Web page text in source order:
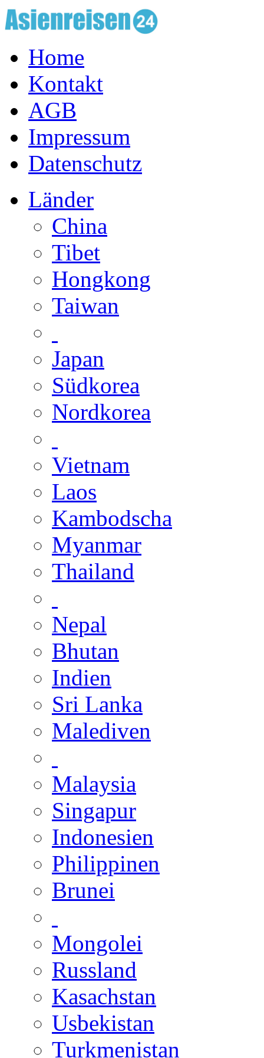
Home
Kontakt
AGB
Impressum
Datenschutz
Länder
China
Tibet
Hongkong
Taiwan
Japan
Südkorea
Nordkorea
Vietnam
Laos
Kambodscha
Myanmar
Thailand
Nepal
Bhutan
Indien
Sri Lanka
Malediven
Malaysia
Singapur
Indonesien
Philippinen
Brunei
Mongolei
Russland
Kasachstan
Usbekistan
Turkmenistan